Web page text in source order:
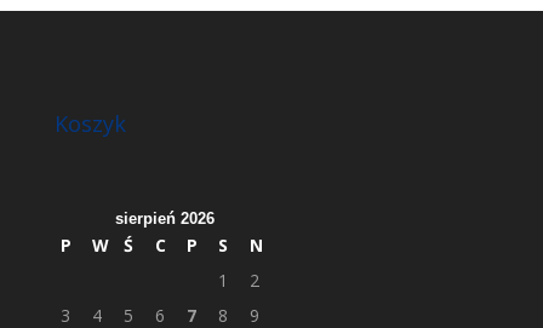
Koszyk
sierpień 2026
P W Ś C P S
N
1
2
3
4 5 6 7 8 9